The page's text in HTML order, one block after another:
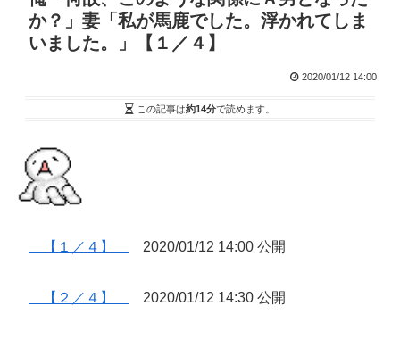
か？」妻「私が馬鹿でした。浮かれてしま
いました。」【１／４】
2020/01/12 14:00
この記事は約14分で読めます。
【１／４】 2020/01/12 14:00 公開
【２／４】 2020/01/12 14:30 公開